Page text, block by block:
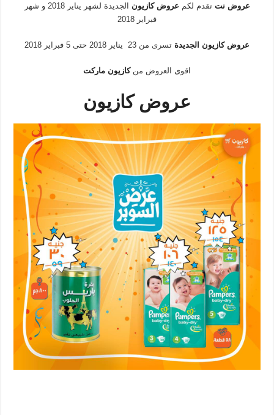
عروض نتتقدم لكم عروض كازيون
الجديدة لشهر يناير 2018 و شهر
فبراير 2018
عروض كازيون الجديدةتسرى من 23 يناير 2018 حتى 5 فبراير 2018
اقوى العروض من كازيون ماركت
عروض كازيون